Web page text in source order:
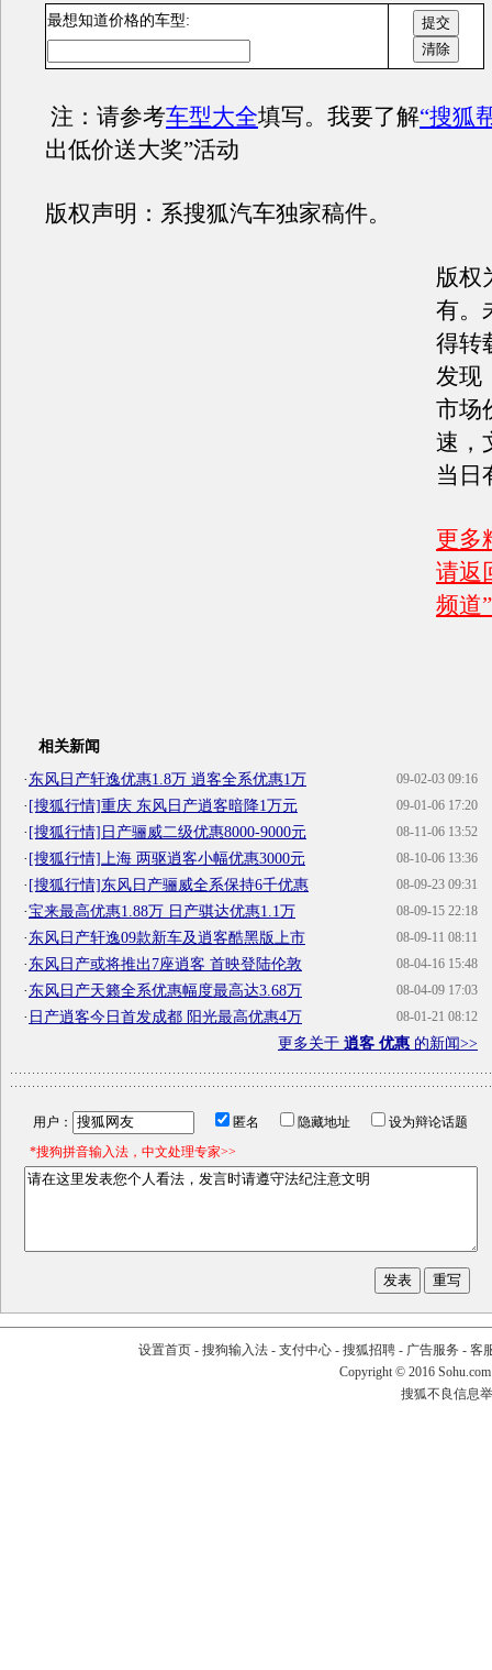
最想知道价格的车型:
注：请参考车型大全填写。我要了解“搜狐
出低价送大奖”活动
版权声明：系搜狐汽车独家稿件。
版权
有。
得转
发现
市场
速，
当日
更多
请返
频道”
相关新闻
09-02-03 09:16
·东风日产轩逸优惠1.8万 逍客全系优惠1万
09-01-06 17:20
·[搜狐行情]重庆 东风日产逍客暗降1万元
08-11-06 13:52
·[搜狐行情]日产骊威二级优惠8000-9000元
08-10-06 13:36
·[搜狐行情]上海 两驱逍客小幅优惠3000元
08-09-23 09:31
·[搜狐行情]东风日产骊威全系保持6千优惠
08-09-15 22:18
·宝来最高优惠1.88万 日产骐达优惠1.1万
08-09-11 08:11
·东风日产轩逸09款新车及逍客酷黑版上市
08-04-16 15:48
·东风日产或将推出7座逍客 首映登陆伦敦
08-04-09 17:03
·东风日产天籁全系优惠幅度最高达3.68万
08-01-21 08:12
· 日产逍客今日首发成都 阳光最高优惠4万
更多关于 逍客 优惠 的新闻>>
用户： 匿名 隐藏地址
设为辩论话题
*搜狗拼音输入法，中文处理专家>>
设置首页- 搜狗输入法- 支付中心- 搜狐招聘- 广告服务 - 客
Copyright © 2016
搜狐不良信息